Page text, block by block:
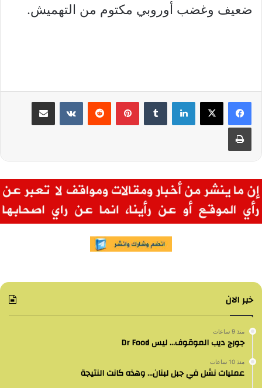
ضعيف وغضب أوروبي مكتوم من التهميش.
لينكدإن بينتيريست مشاركة عبر البريد
طباعة
خبر الان
منذ 9 ساعات
جورج ديب الموقوف… ليس Dr Food
منذ 10 ساعات
عمليات نشل في جبل لبنان… وهذه كانت النتيجة